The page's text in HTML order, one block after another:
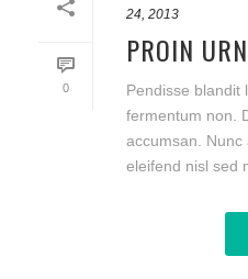
0
24, 2013
PROIN
Pendisse blandit
fermentum non.
accumsan. Nunc
eleifend nisl sed